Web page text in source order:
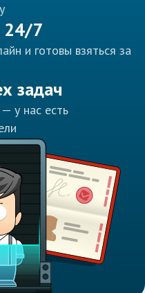
24/7
и готовы взяться за
задач
у нас есть